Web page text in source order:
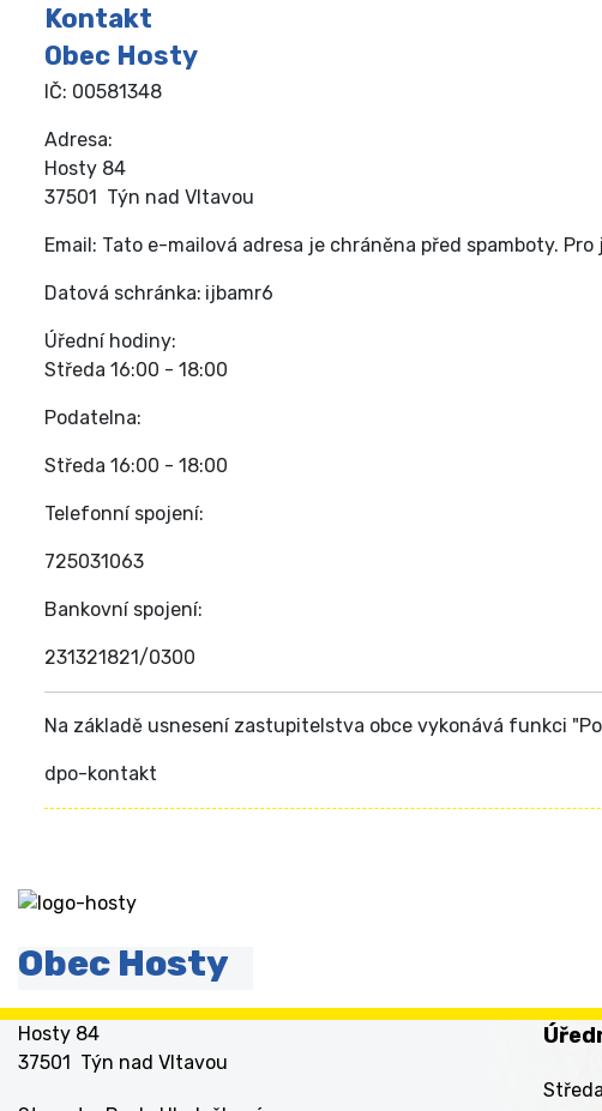
Kontakt
Obec Hosty
IČ: 00581348
Adresa:
Hosty 84
37501 Týn nad Vltavou
Email: Tato e-mailová adresa je chráněna před spamboty.
Datová schránka: ijbamr6
Úřední hodiny:
Středa 16:00 - 18:00
Podatelna:
Středa 16:00 - 18:00
Telefonní spojení:
725031063
Bankovní spojení:
231321821/0300
Na základě usnesení zastupitelstva obce vykonává funkci
dpo-kontakt
Obec Hosty
Hosty 84
37501 Týn nad Vltavou